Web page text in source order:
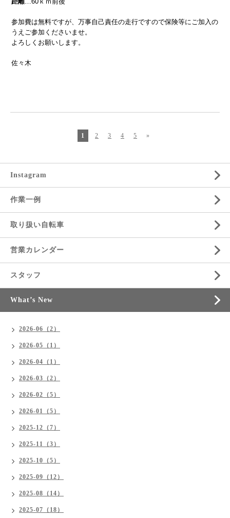
参加費は無料ですが、万事自己責任の走行ですので保険等にご加入の
うえご参加くださいませ。
よろしくお願いします。
佐々木
1 2 3 4 5 »
Instagram
作業一例
取り扱い自転車
営業カレンダー
スタッフ
What’s New
2026-06（2）
2026-05（1）
2026-04（1）
2026-03（2）
2026-02（5）
2026-01（5）
2025-12（7）
2025-11（3）
2025-10（5）
2025-09（12）
2025-08（14）
2025-07（18）